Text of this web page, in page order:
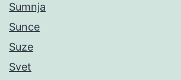
Sumnja
Sunce
Suze
Svet